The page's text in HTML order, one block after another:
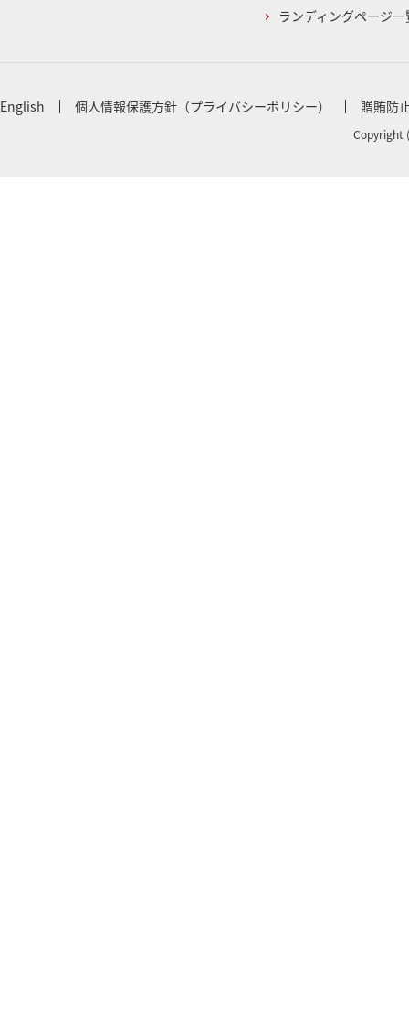
ランディングページ一
English 個人情報保護方針（プライバシーポリシー） 贈賄防
Copyright